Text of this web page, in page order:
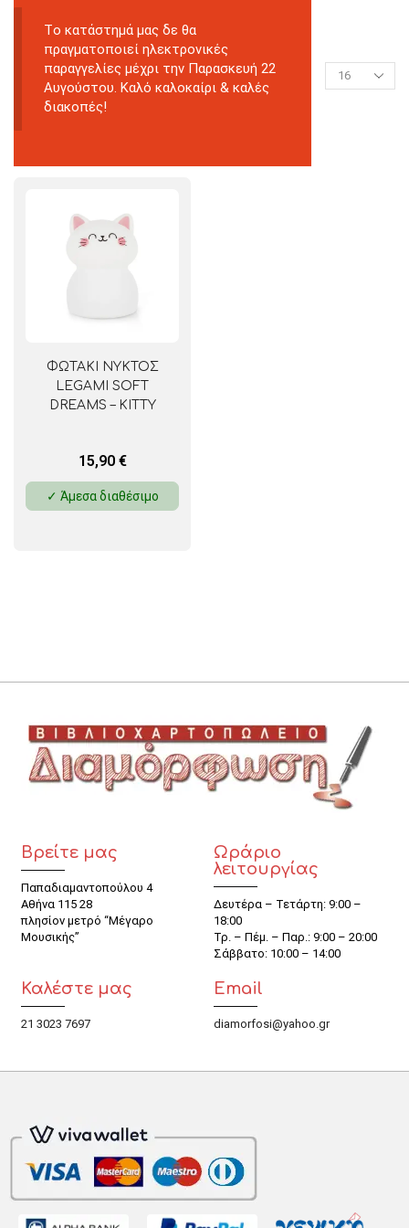
Tο κατάστημά μας δε θα
πραγματοποιεί ηλεκτρονικές
παραγγελίες μέχρι την Παρασκευή 22
Αυγούστου. Καλό καλοκαίρι & καλές
διακοπές!
ΦΩΤΑΚΙ ΝΥΚΤΟΣ
LEGAMI SOFT
DREAMS – KITTY
15,90 €
✓ Άμεσα διαθέσιμο
Βρείτε μας
Παπαδιαμαντοπούλου 4
Αθήνα 115 28
πλησίον μετρό “Μέγαρο
Μουσικής”
Ωράριο
λειτουργίας
Δευτέρα – Τετάρτη: 9:00 –
18:00
Τρ. – Πέμ. – Παρ.: 9:00 – 20:00
Σάββατο: 10:00 – 14:00
Καλέστε μας
21 3023 7697
Email
diamorfosi@yahoo.gr